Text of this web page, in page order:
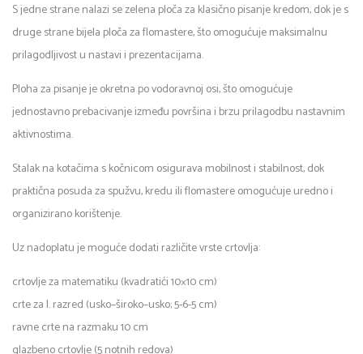
S jedne strane nalazi se zelena ploča za klasično pisanje kredom, dok je s
druge strane bijela ploča za flomastere, što omogućuje maksimalnu
prilagodljivost u nastavi i prezentacijama.
Ploha za pisanje je okretna po vodoravnoj osi, što omogućuje
jednostavno prebacivanje između površina i brzu prilagodbu nastavnim
aktivnostima.
Stalak na kotačima s kočnicom osigurava mobilnost i stabilnost, dok
praktična posuda za spužvu, kredu ili flomastere omogućuje uredno i
organizirano korištenje.
Uz nadoplatu je moguće dodati različite vrste crtovlja:
crtovlje za matematiku (kvadratići 10×10 cm)
crte za I. razred (usko–široko–usko; 5-6-5 cm)
ravne crte na razmaku 10 cm